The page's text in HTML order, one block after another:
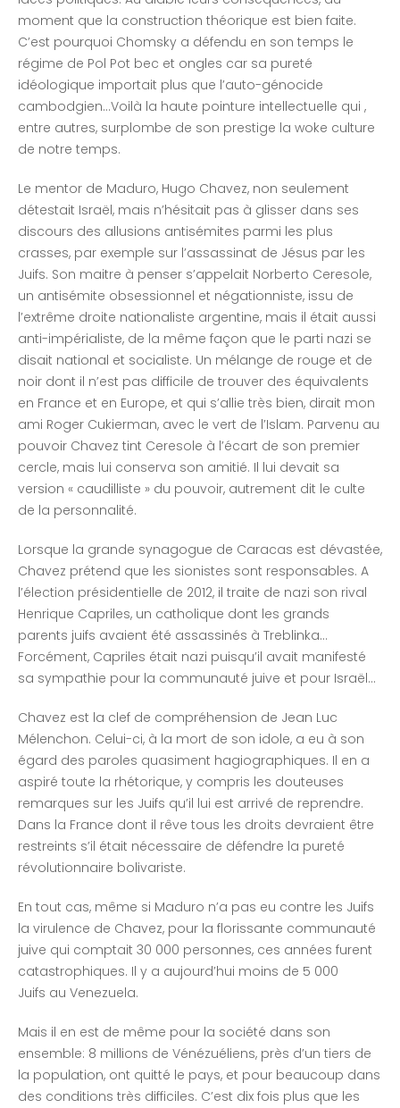
moment que la construction théorique est bien faite.
C’est pourquoi Chomsky a défendu en son temps le
régime de Pol Pot bec et ongles car sa pureté
idéologique importait plus que l’auto-génocide
cambodgien…Voilà la haute pointure intellectuelle qui ,
entre autres, surplombe de son prestige la woke culture
de notre temps.
Le mentor de Maduro, Hugo Chavez, non seulement
détestait Israël, mais n’hésitait pas à glisser dans ses
discours des allusions antisémites parmi les plus
crasses, par exemple sur l’assassinat de Jésus par les
Juifs. Son maitre à penser s’appelait Norberto Ceresole,
un antisémite obsessionnel et négationniste, issu de
l’extrême droite nationaliste argentine, mais il était aussi
anti-impérialiste, de la même façon que le parti nazi se
disait national et socialiste. Un mélange de rouge et de
noir dont il n’est pas difficile de trouver des équivalents
en France et en Europe, et qui s’allie très bien, dirait mon
ami Roger Cukierman, avec le vert de l’Islam. Parvenu au
pouvoir Chavez tint Ceresole à l’écart de son premier
cercle, mais lui conserva son amitié. Il lui devait sa
version « caudilliste » du pouvoir, autrement dit le culte
de la personnalité.
Lorsque la grande synagogue de Caracas est dévastée,
Chavez prétend que les sionistes sont responsables. A
l’élection présidentielle de 2012, il traite de nazi son rival
Henrique Capriles, un catholique dont les grands
parents juifs avaient été assassinés à Treblinka…
Forcément, Capriles était nazi puisqu’il avait manifesté
sa sympathie pour la communauté juive et pour Israël…
Chavez est la clef de compréhension de Jean Luc
Mélenchon. Celui-ci, à la mort de son idole, a eu à son
égard des paroles quasiment hagiographiques. Il en a
aspiré toute la rhétorique, y compris les douteuses
remarques sur les Juifs qu’il lui est arrivé de reprendre.
Dans la France dont il rêve tous les droits devraient être
restreints s’il était nécessaire de défendre la pureté
révolutionnaire bolivariste.
En tout cas, même si Maduro n’a pas eu contre les Juifs
la virulence de Chavez, pour la florissante communauté
juive qui comptait 30 000 personnes, ces années furent
catastrophiques. Il y a aujourd’hui moins de 5 000
Juifs au Venezuela.
Mais il en est de même pour la société dans son
ensemble: 8 millions de Vénézuéliens, près d’un tiers de
la population, ont quitté le pays, et pour beaucoup dans
des conditions très difficiles. C’est dix fois plus que les